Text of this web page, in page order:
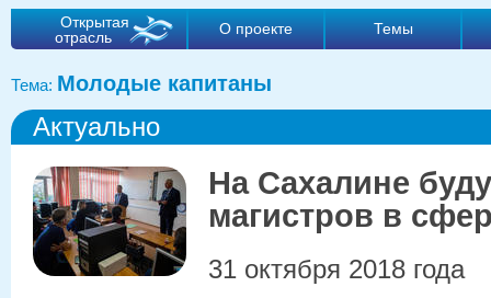
Открытая
отрасль
О проекте Темы
Тема: Молодые капитаны
Актуально
На Сахалине
магистров в
31 октября 2018 года